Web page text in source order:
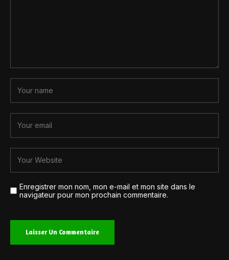
Enregistrer mon nom, mon e-mail et mon site dans le
navigateur pour mon prochain commentaire.